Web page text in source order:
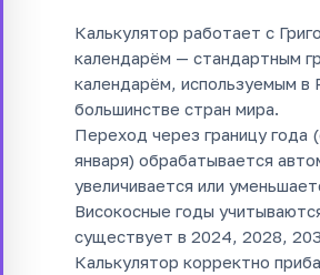
Калькулятор работает с
календарём — стандартным
календарём, используемым в
большинстве стран мира.
Переход через границу года
января) обрабатывается
увеличивается или
Високосные годы
существует в 2024, 2028,
Калькулятор корректно